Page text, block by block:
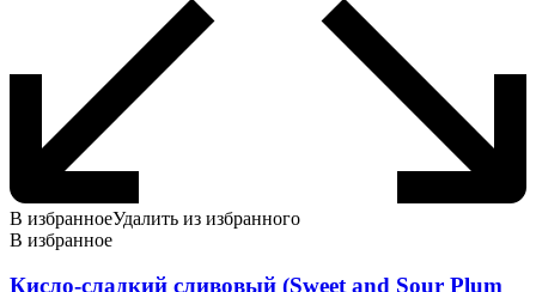
В избранноеУдалить из избранного
В избранное
Кисло-сладкий сливовый (Sweet and Sour Plum